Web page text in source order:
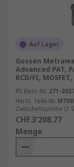
Auf Lager
Gossen
Advanced PAT,
RCD/FI,
RS Best.-Nr. 271-
Herst. Teile-Nr.
Zwischensumme (1
CHF.3'208.77
Menge